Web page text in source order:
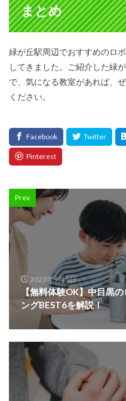
まとめ
緑が丘駅周辺でおすすめのロ
してきました。ご紹介した緑
で、気になる教室があれば、
ください。
Prev
2023年9月5日
【無料体験OK】中目黒
ングBEST6を解説！